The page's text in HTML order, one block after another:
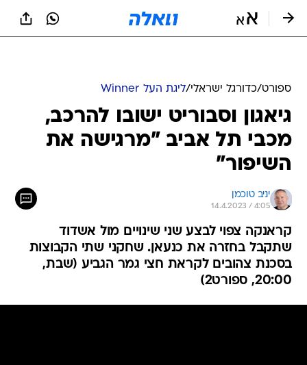
ספורט/כדורגל ישראלי/ליגת העל Winner
גיאגון וסבוריט ישובו להרכב,
מכבי תל אביב "מרגישה את
השיפור"
יניב טוכמן
14.4.2023 / 4:05
קראנקה צפוי לבצע שני שינויים מול אשדוד
שתקבל בחזרה את כנעאן. שחקני שתי הקבוצות
בסכנת צהובים לקראת חצי גמר הגביע (שבת,
20:00, ספורט2)